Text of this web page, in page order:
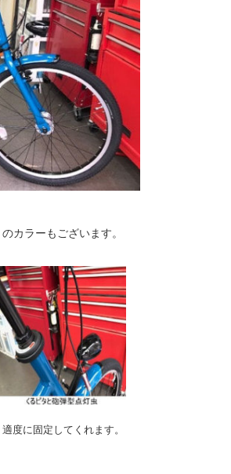
カラーもございます。
度に固定してくれます。